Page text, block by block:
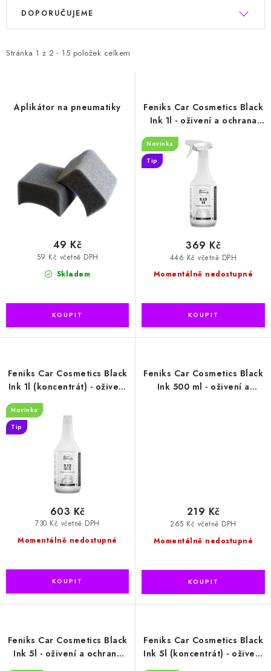
V
i
Stránka 1 z 2 - 15 položek celkem
Ř
e
p
DOPORUČUJEME
Aplikátor na pneumatiky
Skladem
59 Kč včetně DPH
49 Kč
Feniks Car Cosmetics Black
Ink 1l - oživení a ochrana
pneumatik a plastů
Novinka
Tip
Momentálně nedostupné
446 Kč včetně DPH
369 Kč
Feniks Car Cosmetics Black
Ink 1l (koncentrát) - oživení
a ochrana pneumatik a
plastů
Novinka
Tip
Momentálně nedostupné
730 Kč včetně DPH
603 Kč
Feniks Car Cosmetics Black
Ink 500 ml - oživení a
Momentálně nedostupné
265 Kč včetně DPH
219 Kč
Feniks Car Cosmetics Black
Ink 5l - oživení a ochrana
Feniks Car Cosmetics Black
Ink 5l (koncentrát) - oživení